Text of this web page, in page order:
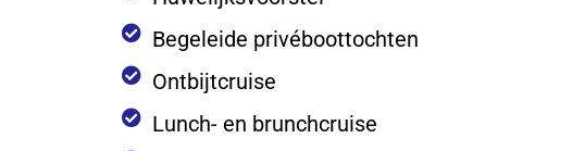
Begeleide privéboottochten
Ontbijtcruise
Lunch- en brunchcruise